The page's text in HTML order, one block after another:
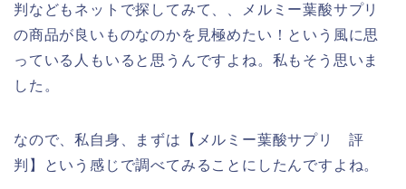
判などもネットで探してみて、、メルミー葉酸サプリ
の商品が良いものなのかを見極めたい！という風に思
っている人もいると思うんですよね。私もそう思いま
した。
なので、私自身、まずは【メルミー葉酸サプリ 評
判】という感じで調べてみることにしたんですよね。